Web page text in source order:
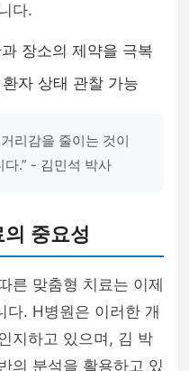
다.
장소의 제약을 극복
자 상태 관찰 가능
리감을 줄이는 것이
.” - 김민석 박사
중요성
른 맞춤형 치료는 이제
다. H병원은 이러한 개
지하고 있으며, 김 박
의 분석을 활용하고 있